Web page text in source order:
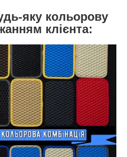
яку кольорову
клієнта: